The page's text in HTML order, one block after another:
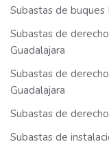
Subastas de buques
Subastas de
Guadalajara
Subastas de
Guadalajara
Subastas de
Subastas de